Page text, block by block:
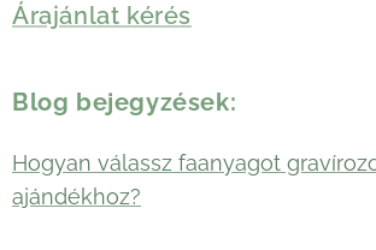
Árajánlat kérés
Blog bejegyzések:
Hogyan válassz faanyagot
ajándékhoz?